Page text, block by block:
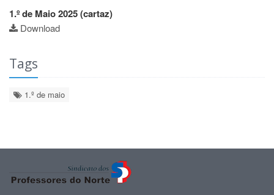
1.º de Maio 2025 (cartaz)
Download
Tags
1.º de maio